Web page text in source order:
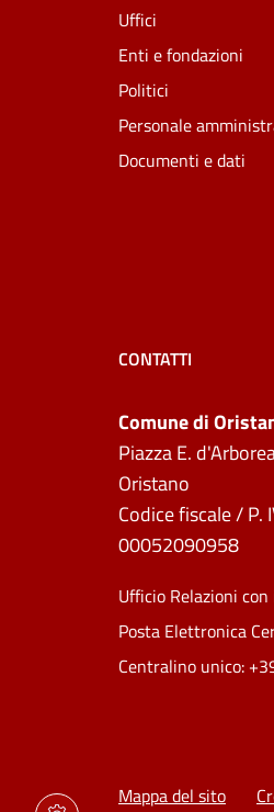
Uffici
Enti e fondazioni
Politici
Personale
Documenti e dati
CONTATTI
Comune di
Piazza E.
Oristano
Codice fiscale / P.
00052090958
Ufficio Relazioni
Posta Elettronica
Centralino unico:
Mappa del sito